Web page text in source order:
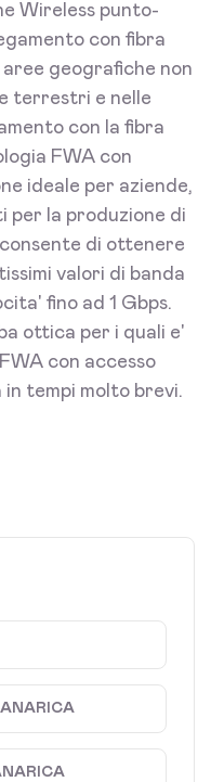
Wireless punto-
con fibra
geografiche non
terrestri e nelle
con la fibra
FWA con
ideale per aziende,
per la produzione di
di ottenere
valori di banda
fino ad 1 Gbps.
ottica per i quali e'
con accesso
tempi molto brevi.